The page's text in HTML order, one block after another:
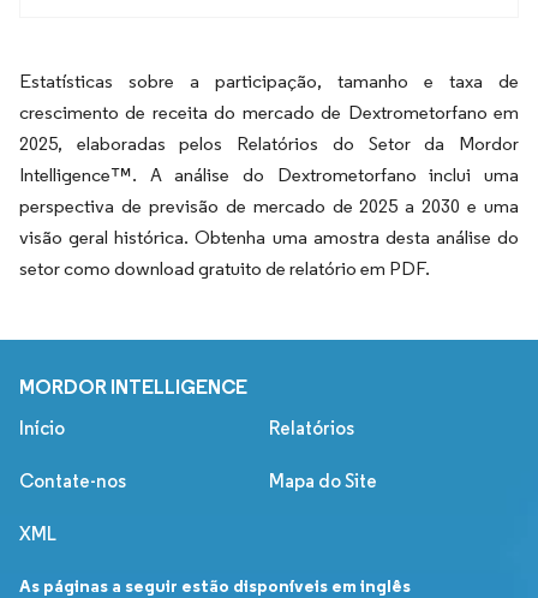
Estatísticas sobre a participação, tamanho e taxa de
crescimento de receita do mercado de Dextrometorfano em
2025, elaboradas pelos Relatórios do Setor da Mordor
Intelligence™. A análise do Dextrometorfano inclui uma
perspectiva de previsão de mercado de 2025 a 2030 e uma
visão geral histórica. Obtenha uma amostra desta análise do
setor como download gratuito de relatório em PDF.
MORDOR INTELLIGENCE
Início Relatórios
Contate-nos Mapa do Site
XML
As páginas a seguir estão disponíveis em inglês